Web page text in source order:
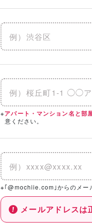
※アパート・マンション名と部
意ください。
※｢@mochiie.com｣からのメー
メールアドレスは